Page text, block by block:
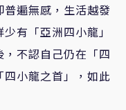
遍無感，生活越發
有「亞洲四小龍」
不認自己仍在「四
小龍之首」，如此